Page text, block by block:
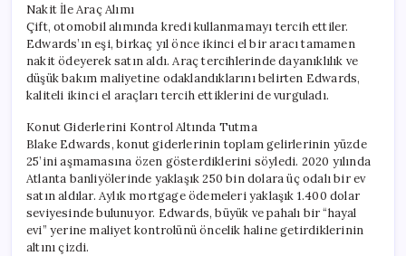
Nakit İle Araç Alımı
Çift, otomobil alımında kredi kullanmamayı tercih ettiler.
Edwards’ın eşi, birkaç yıl önce ikinci el bir aracı tamamen
nakit ödeyerek satın aldı. Araç tercihlerinde dayanıklılık ve
düşük bakım maliyetine odaklandıklarını belirten Edwards,
kaliteli ikinci el araçları tercih ettiklerini de vurguladı.
Konut Giderlerini Kontrol Altında Tutma
Blake Edwards, konut giderlerinin toplam gelirlerinin yüzde
25’ini aşmamasına özen gösterdiklerini söyledi. 2020 yılında
Atlanta banliyölerinde yaklaşık 250 bin dolara üç odalı bir ev
satın aldılar. Aylık mortgage ödemeleri yaklaşık 1.400 dolar
seviyesinde bulunuyor. Edwards, büyük ve pahalı bir “hayal
evi” yerine maliyet kontrolünü öncelik haline getirdiklerinin
altını çizdi.